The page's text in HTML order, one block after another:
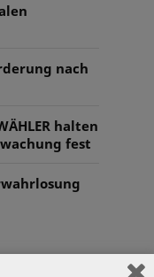
nach
halten
fest